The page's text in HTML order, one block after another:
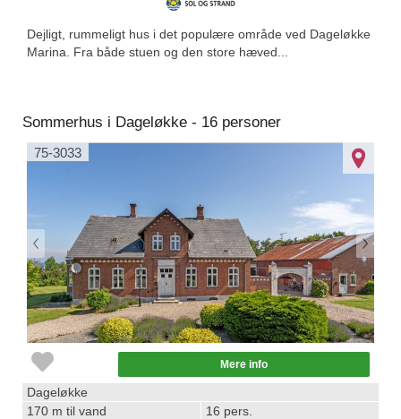
Dejligt, rummeligt hus i det populære område ved Dageløkke
Marina. Fra både stuen og den store hæved...
Sommerhus i Dageløkke - 16 personer
75-3033
Mere info
Dageløkke
170 m til vand
16 pers.